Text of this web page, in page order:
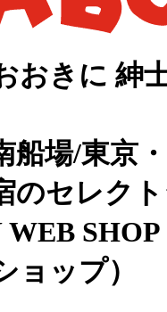
おきに 紳
船場/東京
のセレク
ョップ）